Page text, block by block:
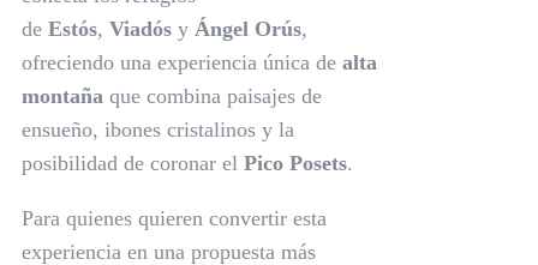
de Estós, Viadós y Ángel Orús,
ofreciendo una experiencia única de alta
montaña que combina paisajes de
ensueño, ibones cristalinos y la
posibilidad de coronar el Pico Posets.
Para quienes quieren convertir esta
experiencia en una propuesta más